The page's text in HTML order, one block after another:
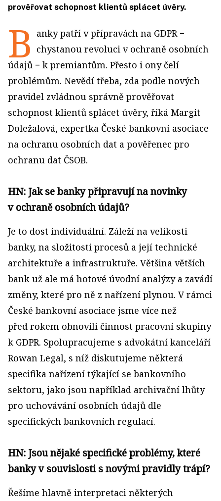
prověřovat schopnost klientů splácet úvěry.
B anky patří v přípravách na GDPR −
chystanou revoluci v ochraně osobních
údajů − k premiantům. Přesto i ony čelí
problémům. Nevědí třeba, zda podle nových
pravidel zvládnou správně prověřovat
schopnost klientů splácet úvěry, říká Margit
Doležalová, expertka České bankovní asociace
na ochranu osobních dat a pověřenec pro
ochranu dat ČSOB.
HN: Jak se banky připravují na novinky
v ochraně osobních údajů?
Je to dost individuální. Záleží na velikosti
banky, na složitosti procesů a její technické
architektuře a infrastruktuře. Většina větších
bank už ale má hotové úvodní analýzy a zavádí
změny, které pro ně z nařízení plynou. V rámci
České bankovní asociace jsme více než
před rokem obnovili činnost pracovní skupiny
k GDPR. Spolupracujeme s advokátní kanceláří
Rowan Legal, s níž diskutujeme některá
specifika nařízení týkající se bankovního
sektoru, jako jsou například archivační lhůty
pro uchovávání osobních údajů dle
specifických bankovních regulací.
HN: Jsou nějaké specifické problémy, které
banky v souvislosti s novými pravidly trápí?
Řešíme hlavně interpretaci některých